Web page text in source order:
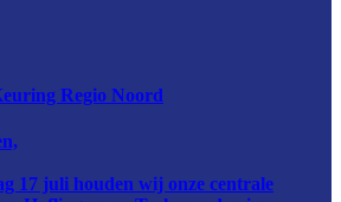
Regio Noord
17 juli houden wij onze centrale